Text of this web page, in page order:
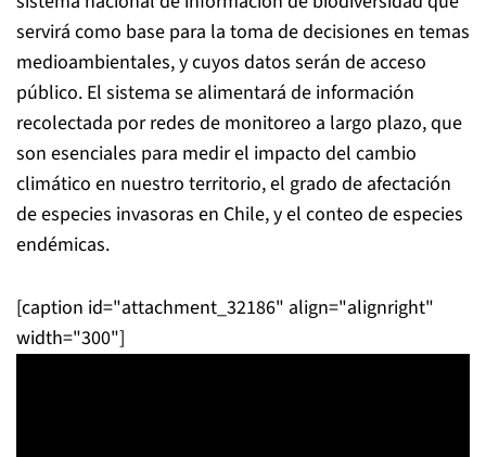
servirá como base para la toma de decisiones en temas
medioambientales, y cuyos datos serán de acceso
público. El sistema se alimentará de información
recolectada por redes de monitoreo a largo plazo, que
son esenciales para medir el impacto del cambio
climático en nuestro territorio, el grado de afectación
de especies invasoras en Chile, y el conteo de especies
endémicas.
[caption id="attachment_32186" align="alignright"
width="300"]